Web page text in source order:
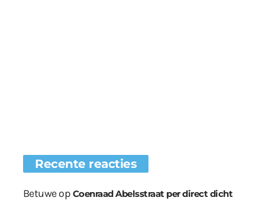
Recente reacties
Betuweop Coenraad Abelsstraat per direct dicht